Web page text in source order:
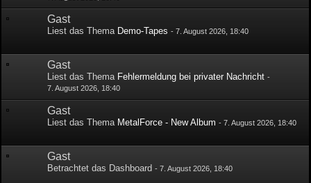
Gast
Liest das Thema Demo-Tapes -7. August 2026, 18:40
Gast
Liest das Thema Fehlermeldung bei privater Nachricht -
7. August 2026, 18:40
Gast
Liest das Thema MetalForce - New Album -7. August 2026, 18:40
Gast
Betrachtet das Dashboard-7. August 2026, 18:40